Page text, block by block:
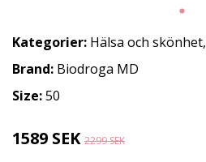
Kategorier: Hälsa och skönhet,
Brand: Biodroga MD
Size:50
1589 SEK 2299 SEK